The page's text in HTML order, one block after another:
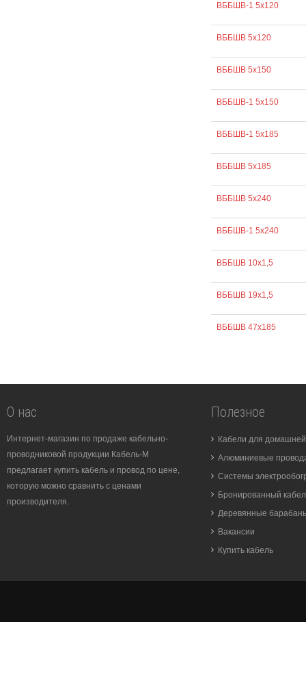
ВББШВ-1 5х120
ВББШВ 5х120
ВББШВ 5х150
ВББШВ-1 5х150
ВББШВ-1 5х185
ВББШВ 5х185
ВББШВ 5х240
ВББШВ-1 5х240
ВББШВ 10х1,5
ВББШВ 19х1,5
ВББШВ 47х185
О нас
Интернет-магазин по продаже кабельно-
проводниковой продукции Кабель-М
предлагает купить кабель и провод по цене,
которую можно сравнить с ценами
производителя.
Полезное
Кабели для
Алюминиевые
Системы
Бронированный
Деревянные
Вакансии
Купить кабель